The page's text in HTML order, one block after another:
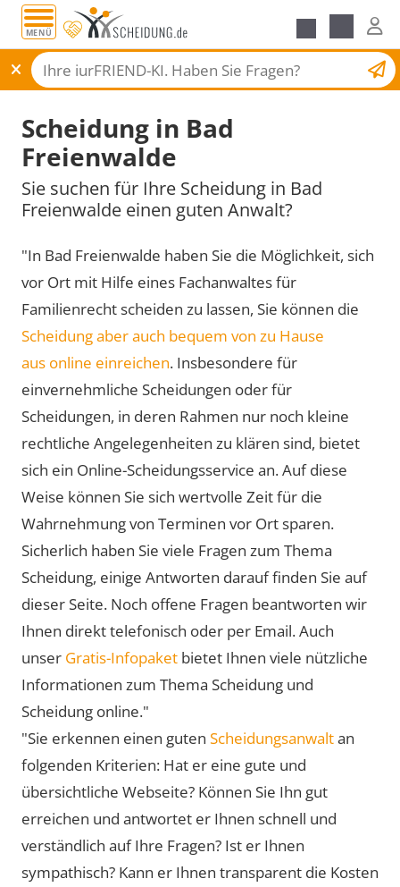
MENÜ
Scheidungsantrag
Scheidung in Bad
Freienwalde
Sie suchen für Ihre Scheidung in Bad
Freienwalde einen guten Anwalt?
"In Bad Freienwalde haben Sie die Möglichkeit, sich
vor Ort mit Hilfe eines Fachanwaltes für
Familienrecht scheiden zu lassen, Sie können die
Scheidung aber auch bequem von zu Hause
aus online einreichen. Insbesondere für
einvernehmliche Scheidungen oder für
Scheidungen, in deren Rahmen nur noch kleine
rechtliche Angelegenheiten zu klären sind, bietet
sich ein Online-Scheidungsservice an. Auf diese
Weise können Sie sich wertvolle Zeit für die
Wahrnehmung von Terminen vor Ort sparen.
Sicherlich haben Sie viele Fragen zum Thema
Scheidung, einige Antworten darauf finden Sie auf
dieser Seite. Noch offene Fragen beantworten wir
Ihnen direkt telefonisch oder per Email. Auch
unser Gratis-Infopaket bietet Ihnen viele nützliche
Informationen zum Thema Scheidung und
Scheidung online."
"Sie erkennen einen guten Scheidungsanwaltan
folgenden Kriterien: Hat er eine gute und
übersichtliche Webseite? Können Sie Ihn gut
erreichen und antwortet er Ihnen schnell und
verständlich auf Ihre Fragen? Ist er Ihnen
sympathisch? Kann er Ihnen transparent die Kosten